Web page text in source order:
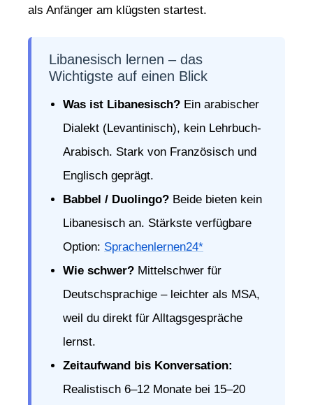
als Anfänger am klügsten startest.
Libanesisch lernen – das
Wichtigste auf einen Blick
Was ist Libanesisch? Ein arabischer
Dialekt (Levantinisch), kein Lehrbuch-
Arabisch. Stark von Französisch und
Englisch geprägt.
Babbel / Duolingo? Beide bieten kein
Libanesisch an. Stärkste verfügbare
Option: Sprachenlernen24*
Wie schwer? Mittelschwer für
Deutschsprachige – leichter als MSA,
weil du direkt für Alltagsgespräche
lernst.
Zeitaufwand bis Konversation:
Realistisch 6–12 Monate bei 15–20